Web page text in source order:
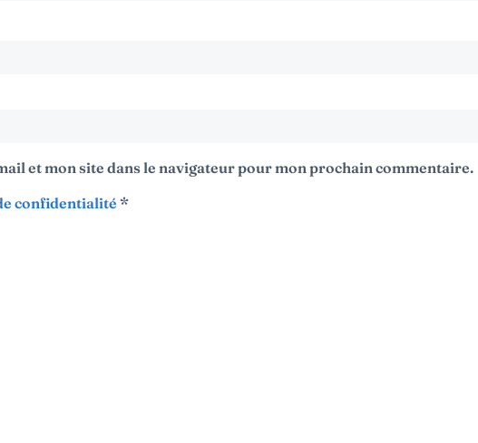
et mon site dans le navigateur pour mon prochain commentaire.
confidentialité *